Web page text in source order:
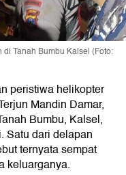
Tanah Bumbu Kalsel (Foto:
peristiwa helikopter
Mandin Damar,
Bumbu, Kalsel,
Satu dari delapan
ternyata sempat
keluarganya.